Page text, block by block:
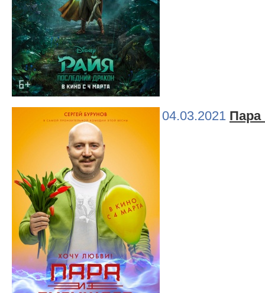
04.03.2021 Пара